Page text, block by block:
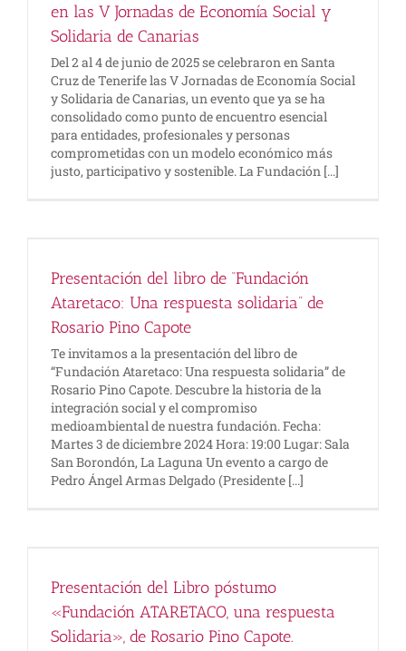
en las V Jornadas de Economía Social y
Solidaria de Canarias
Del 2 al 4 de junio de 2025 se celebraron en Santa
Cruz de Tenerife las V Jornadas de Economía Social
y Solidaria de Canarias, un evento que ya se ha
consolidado como punto de encuentro esencial
para entidades, profesionales y personas
comprometidas con un modelo económico más
justo, participativo y sostenible. La Fundación [...]
Presentación del libro de “Fundación
Ataretaco: Una respuesta solidaria” de
Rosario Pino Capote
Te invitamos a la presentación del libro de
“Fundación Ataretaco: Una respuesta solidaria” de
Rosario Pino Capote. Descubre la historia de la
integración social y el compromiso
medioambiental de nuestra fundación. Fecha:
Martes 3 de diciembre 2024 Hora: 19:00 Lugar: Sala
San Borondón, La Laguna Un evento a cargo de
Pedro Ángel Armas Delgado (Presidente [...]
Presentación del Libro póstumo
«Fundación ATARETACO, una respuesta
Solidaria», de Rosario Pino Capote.